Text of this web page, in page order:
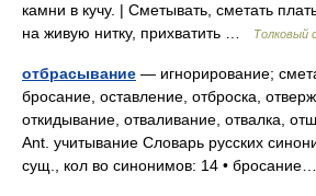
камни в кучу. | Сметывать, сметать
на живую нитку, прихватить …
Толковый
отбрасывание — игнорирование;
бросание, оставление, отброска,
откидывание, отваливание, отвалка,
Ant. учитывание Словарь русских
сущ., кол во синонимов: 14 •